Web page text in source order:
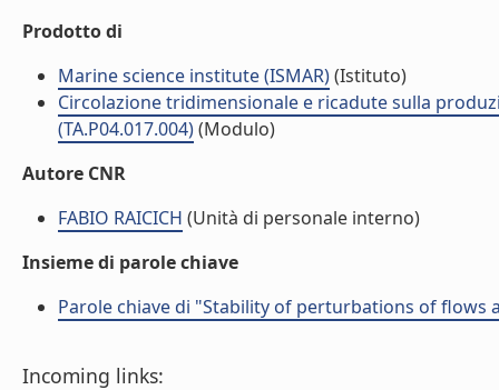
Prodotto di
Marine science institute (ISMAR)(Istituto)
Circolazione tridimensionale e ricadute sulla
(TA.P04.017.004)(Modulo)
Autore CNR
FABIO RAICICH (Unità di personale interno)
Insieme di parole chiave
Parole chiave di "Stability of perturbations of flows
Incoming links: